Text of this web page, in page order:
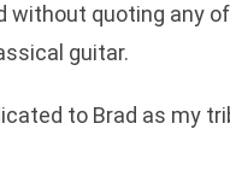
without quoting any
guitar.
to Brad as my